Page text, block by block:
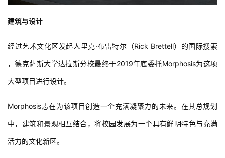
建筑与设计
经过艺术文化区发起人里克·布雷特尔（Rick Brettell）的国际搜索
，德克萨斯大学达拉斯分校最终于2019年底委托Morphosis为这项
大型项目进行设计。
Morphosis志在为该项目创造一个充满凝聚力的未来。在其总规划
中，建筑和景观相互结合，将校园发展为一个具有鲜明特色与充满
活力的文化新区。